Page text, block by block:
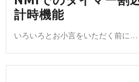
計時機能
いろいろとお小言をいただく前に…